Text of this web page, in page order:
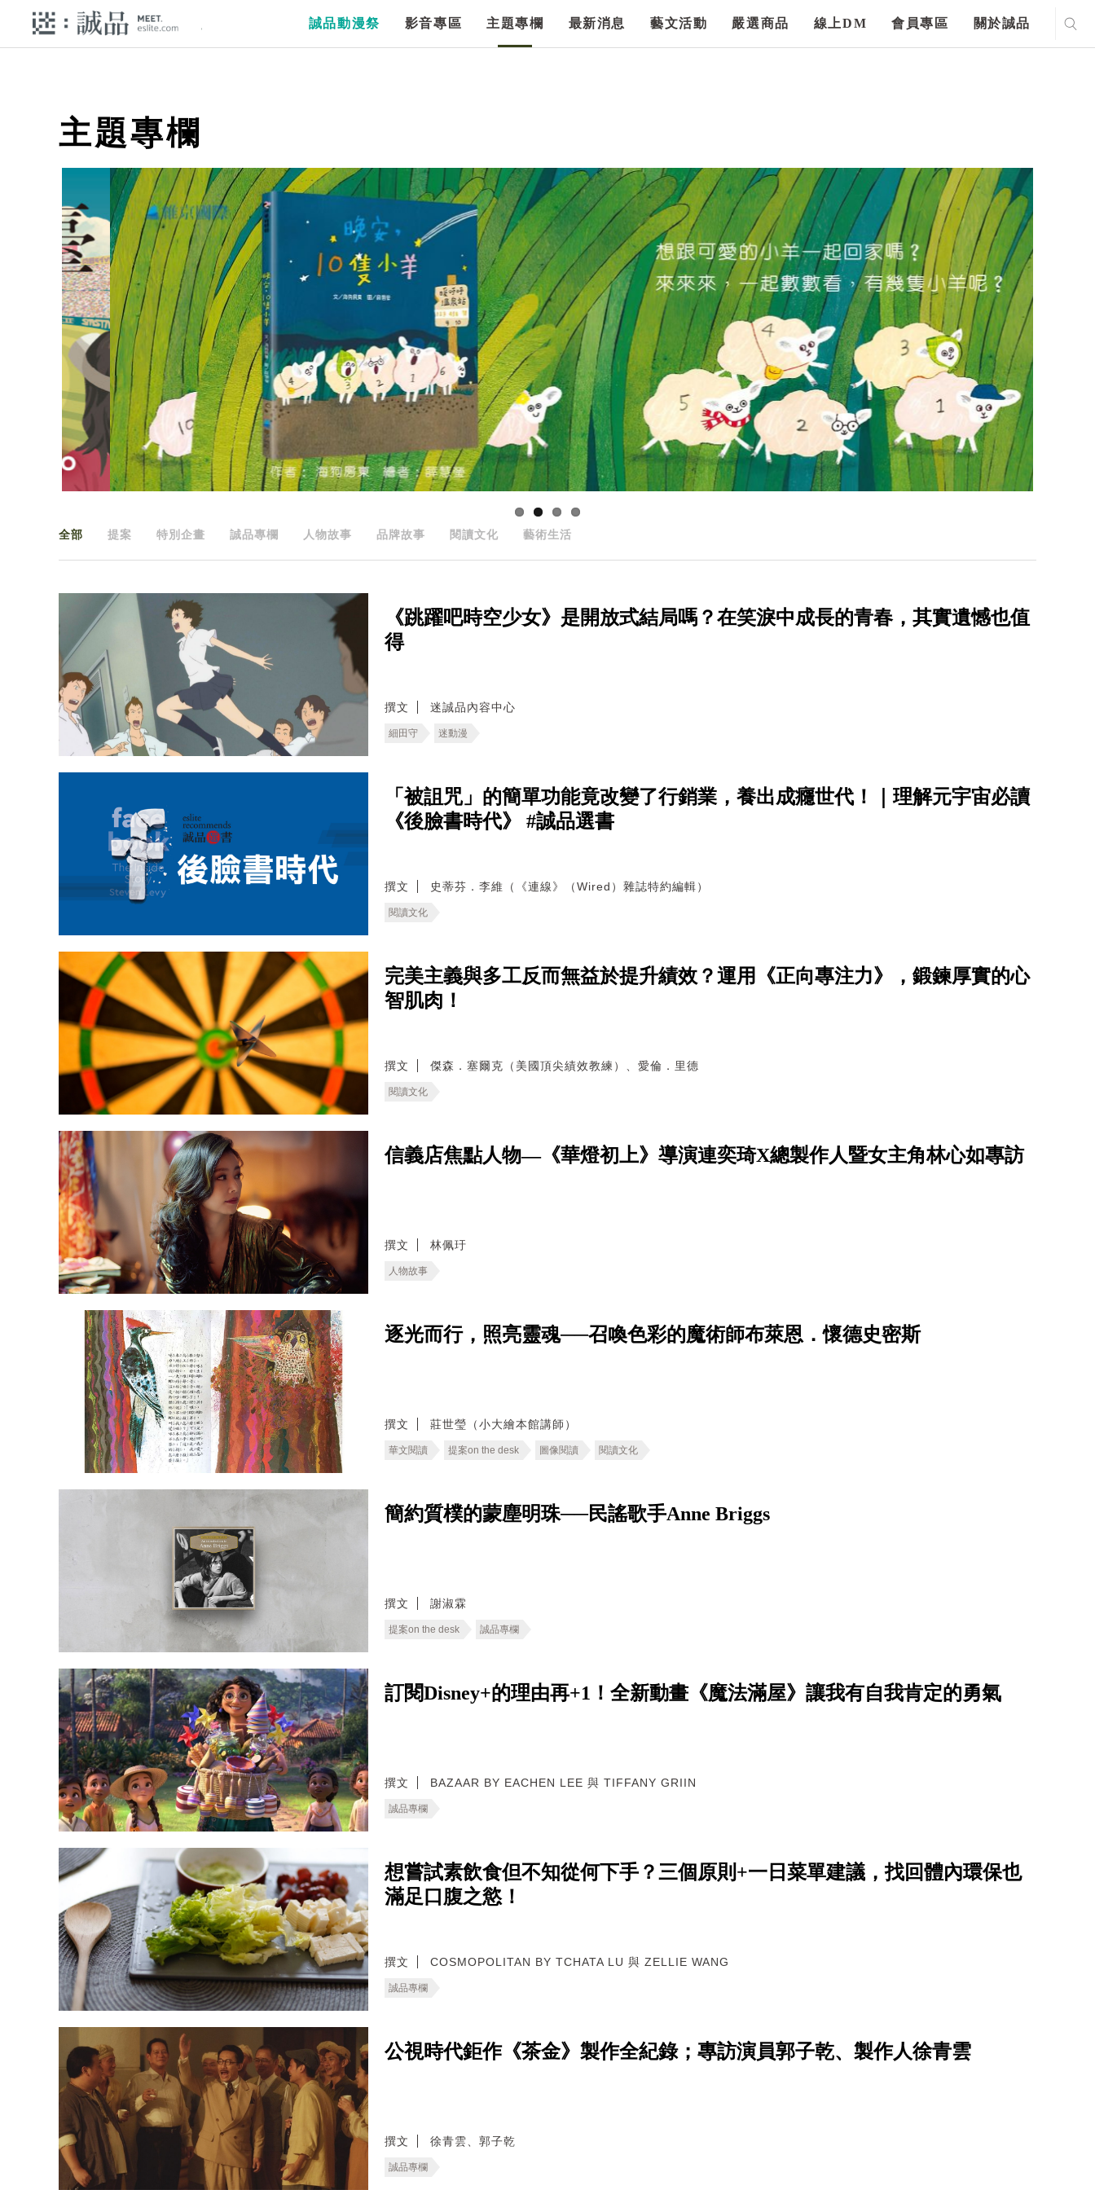
誠品動漫祭 影音專區 主題專欄 最新消息 藝文活動 嚴選商品 線上DM 會員專區 關於誠品
主題專欄
全部 提案 特別企畫 誠品專欄 人物故事 品牌故事 閱讀文化 藝術生活
《跳躍吧時空少女》是開放式結局嗎？在笑淚中成長的青春，其實遺憾也值
得
撰文 迷誠品內容中心
細田守 迷動漫
「被詛咒」的簡單功能竟改變了行銷業，養出成癮世代！｜理解元宇宙必讀
《後臉書時代》 #誠品選書
撰文 史蒂芬．李維（《連線》（Wired）雜誌特約編輯）
閱讀文化
完美主義與多工反而無益於提升績效？運用《正向專注力》，鍛鍊厚實的心
智肌肉！
撰文 傑森．塞爾克（美國頂尖績效教練）、愛倫．里德
閱讀文化
信義店焦點人物—《華燈初上》導演連奕琦X總製作人暨女主角林心如專訪
撰文 林佩玗
人物故事
逐光而行，照亮靈魂──召喚色彩的魔術師布萊恩．懷德史密斯
撰文 莊世瑩（小大繪本館講師）
華文閱讀 提案on the desk 圖像閱讀 閱讀文化
簡約質樸的蒙塵明珠──民謠歌手Anne Briggs
撰文 謝淑霖
提案on the desk 誠品專欄
訂閱Disney+的理由再+1！全新動畫《魔法滿屋》讓我有自我肯定的勇氣
撰文 BAZAAR BY EACHEN LEE 與 TIFFANY GRIIN
誠品專欄
想嘗試素飲食但不知從何下手？三個原則+一日菜單建議，找回體內環保也
滿足口腹之慾！
撰文 COSMOPOLITAN BY TCHATA LU 與 ZELLIE WANG
誠品專欄
公視時代鉅作《茶金》製作全紀錄；專訪演員郭子乾、製作人徐青雲
撰文 徐青雲、郭子乾
誠品專欄